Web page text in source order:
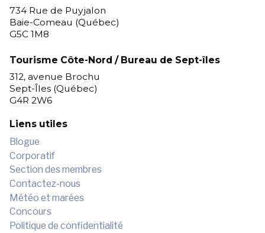
734 Rue de Puyjalon
Baie-Comeau (Québec)
G5C 1M8
Tourisme Côte-Nord / Bureau de Sept-îles
312, avenue Brochu
Sept-Îles (Québec)
G4R 2W6
Liens utiles
Blogue
Corporatif
Section des membres
Contactez-nous
Météo et marées
Concours
Politique de confidentialité